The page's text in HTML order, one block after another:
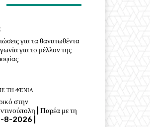
για τα θανατωθέντα
για το μέλλον της
ΤΗ ΦΈΝΙΑ
στην
| Παρέα με τη
8-2026 |